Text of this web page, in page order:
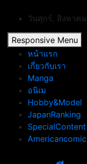
content
วันศุกร์, สิงหาค
Responsive Menu
หน้าแรก
เกี่ยวกับเรา
Manga
อนิเม
Hobby&Model
JapanRanking
SpecialContent
Americancomic